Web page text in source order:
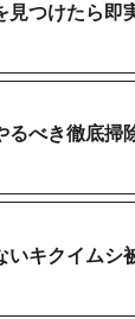
見つけたら即
るべき徹底掃
いキクイムシ